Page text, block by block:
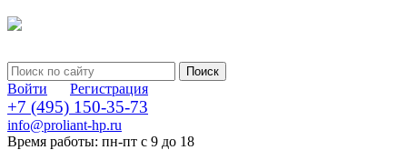
Войти Регистрация
+7 (495) 150-35-73
info@proliant-hp.ru
Время работы: пн-пт с 9 до 18